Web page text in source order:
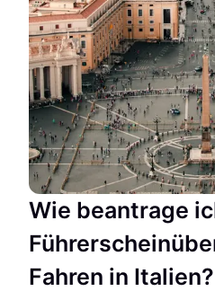
Wie beantrage
Fahren in Italien?